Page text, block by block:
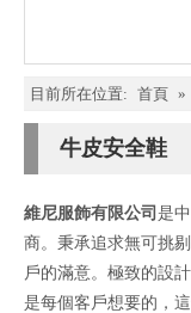
目前所在位置: 首頁 »
牛皮安全鞋
維尼服飾有限公司 是
商。秉承追求無可挑
戶的滿意。極致的設
是每個客戶想要的，